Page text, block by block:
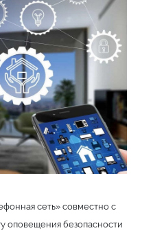
сеть» совместно с
оповещения безопасности